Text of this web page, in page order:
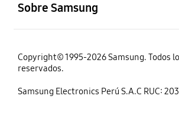
Sobre Samsung
Copyright© 1995-2026 Samsung. Todos
reservados.
Samsung Electronics Perú S.A.C RUC: